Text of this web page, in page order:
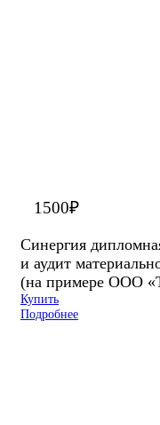
1500₽
Синергия
и аудит
(на примере ООО
Купить
Подробнее